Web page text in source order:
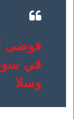
فوضى
في سوق
وسلا